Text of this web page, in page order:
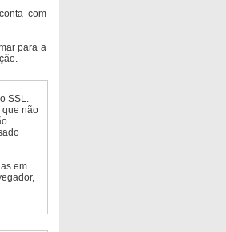
com
para a
SSL.
que não
em